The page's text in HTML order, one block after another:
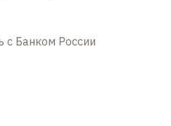
с Банком России